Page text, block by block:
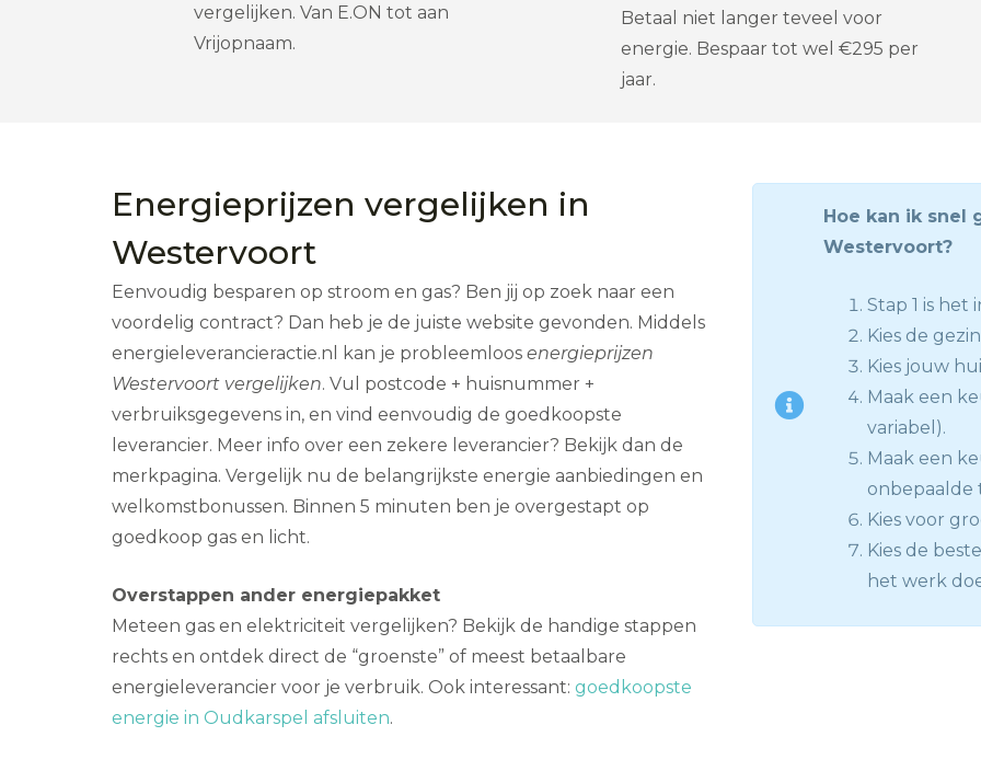
vergelijken. Van E.ON tot aan
Vrijopnaam.
Betaal niet langer teveel voor
energie. Bespaar tot wel €295 per
jaar.
Energieprijzen vergelijken in
Westervoort
Eenvoudig besparen op stroom en gas? Ben jij op zoek naar een
voordelig contract? Dan heb je de juiste website gevonden. Middels
energieleverancieractie.nl kan je probleemloos energieprijzen
Westervoort vergelijken. Vul postcode + huisnummer +
verbruiksgegevens in, en vind eenvoudig de goedkoopste
leverancier. Meer info over een zekere leverancier? Bekijk dan de
merkpagina. Vergelijk nu de belangrijkste energie aanbiedingen en
welkomstbonussen. Binnen 5 minuten ben je overgestapt op
goedkoop gas en licht.
Overstappen ander energiepakket
Meteen gas en elektriciteit vergelijken? Bekijk de handige stappen
rechts en ontdek direct de “groenste” of meest betaalbare
energieleverancier voor je verbruik. Ook interessant: goedkoopste
energie in Oudkarspel afsluiten.
Hoe kan ik snel
Westervoort?
Stap 1 is
Kies de
Kies jouw
Maak een
variabel).
Maak een
onbepaalde
Kies voor
Kies de
het werk